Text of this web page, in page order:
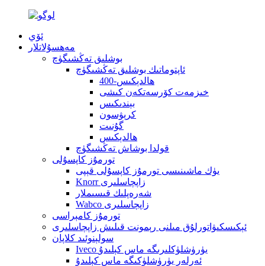
ئۆي
مەھسۇلاتلار
بوشلىق تەڭشىگۈچ
ئاپتوماتىك بوشلىق تەڭشىگۈچ
400-ھالدېكىس
خىزمەت كۆرسەتكەن كىشى
بېندىكىس
كرېۋسون
گۇنىت
ھالدېكىس
قولدا بوشاش تەڭشىگۈچ
تورمۇز كاپسۇلى
يۈك ماشىنىسى تورمۇز كاپسۇلى قېپى
Knorr زاپچاسلىرى
شەرەپلىك قىسىملار
Wabco زاپچاسلىرى
تورمۇز كامېراسى
ئېكىسكىۋاتورلۇق مىلنى رېمونت قىلىش زاپچاسلىرى
سولېنوئىد كلاپان
Iveco يۈرۈشلۈكلىرىگە ماس كېلىدۇ
ئەرلەر يۈرۈشلۈكىگە ماس كېلىدۇ